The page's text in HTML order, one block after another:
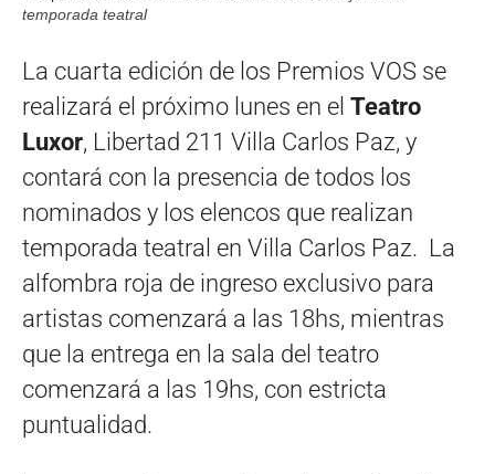
temporada teatral
La cuarta edición de los Premios VOS se
realizará el próximo lunes en el Teatro
Luxor, Libertad 211 Villa Carlos Paz, y
contará con la presencia de todos los
nominados y los elencos que realizan
temporada teatral en Villa Carlos Paz. La
alfombra roja de ingreso exclusivo para
artistas comenzará a las 18hs, mientras
que la entrega en la sala del teatro
comenzará a las 19hs, con estricta
puntualidad.